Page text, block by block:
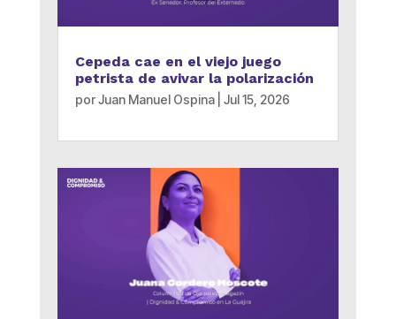
Cepeda cae en el viejo juego
petrista de avivar la polarización
porJuan Manuel Ospina| Jul 15, 2026